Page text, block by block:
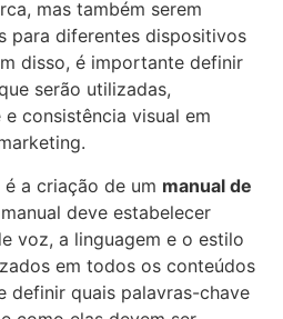
mas também serem
para diferentes dispositivos
disso, é importante definir
serão utilizadas,
consistência visual em
a criação de um manual de
deve estabelecer
voz, a linguagem e o estilo
em todos os conteúdos
definir quais palavras-chave